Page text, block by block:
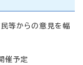
等からの意見を幅
催予定